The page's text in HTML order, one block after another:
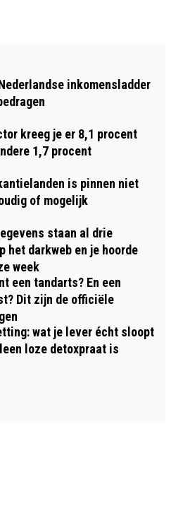
inkomensladder
kreeg je er 8,1 procent
1,7 procent
is pinnen niet
of mogelijk
staan al drie
het darkweb en je hoorde
week
een tandarts? En een
Dit zijn de officiële
wat je lever écht sloopt
loze detoxpraat is